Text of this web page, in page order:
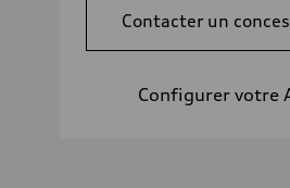
Contacter un
Configurer votre